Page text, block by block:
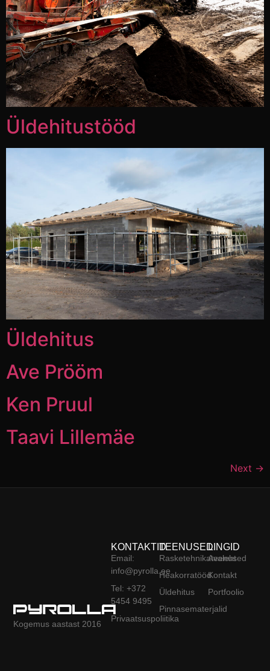
Üldehitustööd
Üldehitus
Ave Prööm
Ken Pruul
Taavi Lillemäe
Next →
Kogemus aastast 2016
LINGID
Avaleht
Kontakt
Portfoolio
TEENUSED
Rasketehnikateenused
Heakorratööd
Üldehitus
Pinnasematerjalid
KONTAKTID
Email:
info@pyrolla.ee
Tel: +372
5454 9495
Privaatsuspoliitika